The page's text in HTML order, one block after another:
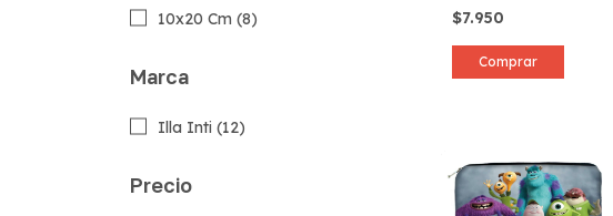
10x20 Cm (8)
Marca
Illa Inti (12)
Precio
$7.950
Comprar